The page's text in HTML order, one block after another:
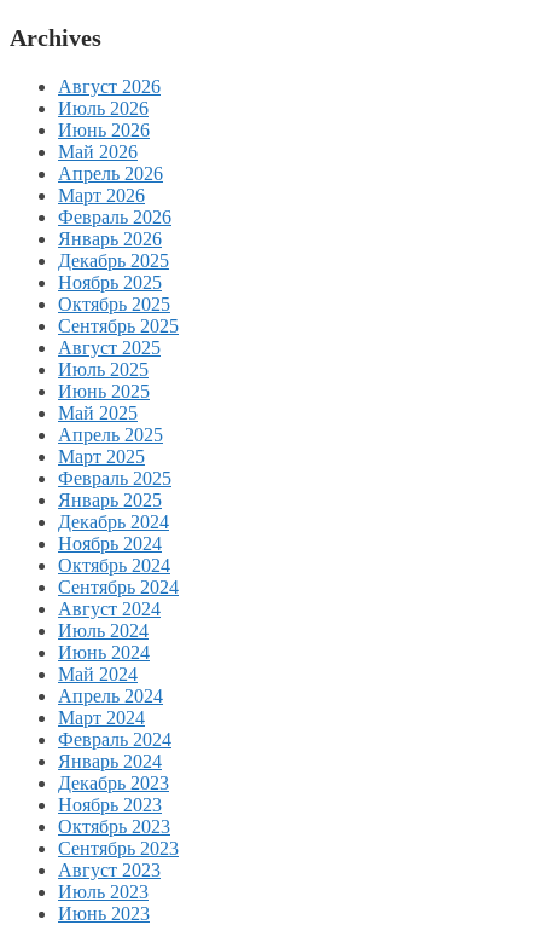
Archives
Август 2026
Июль 2026
Июнь 2026
Май 2026
Апрель 2026
Март 2026
Февраль 2026
Январь 2026
Декабрь 2025
Ноябрь 2025
Октябрь 2025
Сентябрь 2025
Август 2025
Июль 2025
Июнь 2025
Май 2025
Апрель 2025
Март 2025
Февраль 2025
Январь 2025
Декабрь 2024
Ноябрь 2024
Октябрь 2024
Сентябрь 2024
Август 2024
Июль 2024
Июнь 2024
Май 2024
Апрель 2024
Март 2024
Февраль 2024
Январь 2024
Декабрь 2023
Ноябрь 2023
Октябрь 2023
Сентябрь 2023
Август 2023
Июль 2023
Июнь 2023